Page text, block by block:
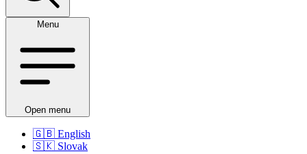
Menu
Open menu
🇬🇧 English
🇸🇰 Slovak